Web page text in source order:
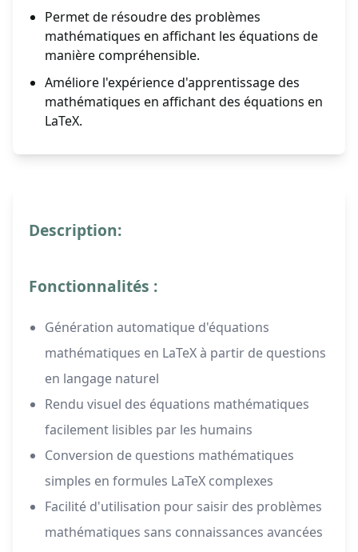
Permet de résoudre des problèmes
mathématiques en affichant les équations de
manière compréhensible.
Améliore l'expérience d'apprentissage des
mathématiques en affichant des équations en
LaTeX.
Description:
Fonctionnalités :
Génération automatique d'équations
mathématiques en LaTeX à partir de questions
en langage naturel
Rendu visuel des équations mathématiques
facilement lisibles par les humains
Conversion de questions mathématiques
simples en formules LaTeX complexes
Facilité d'utilisation pour saisir des problèmes
mathématiques sans connaissances avancées